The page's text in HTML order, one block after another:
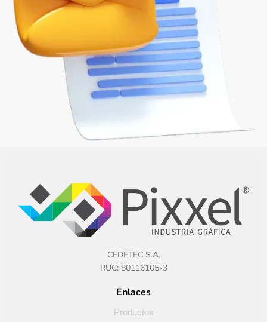
CEDETEC S.A.
RUC: 80116105-3
Enlaces
Productos